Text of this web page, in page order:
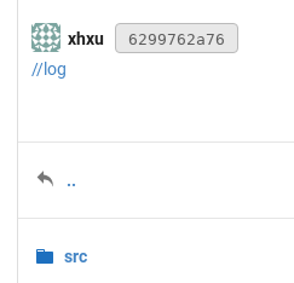
xhxu 6299762a76
//log
..
src